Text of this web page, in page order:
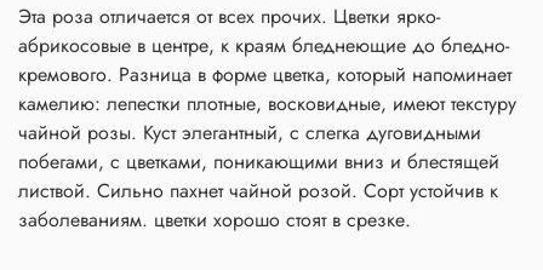
Эта роза отличается от всех прочих. Цветки ярко-
абрикосовые в центре, к краям бледнеющие до бледно-
кремового. Разница в форме цветка, который напоминает
камелию: лепестки плотные, восковидные, имеют текстуру
чайной розы. Куст элегантный, с слегка дуговидными
побегами, с цветками, поникающими вниз и блестящей
листвой. Сильно пахнет чайной розой. Сорт устойчив к
заболеваниям. цветки хорошо стоят в срезке.